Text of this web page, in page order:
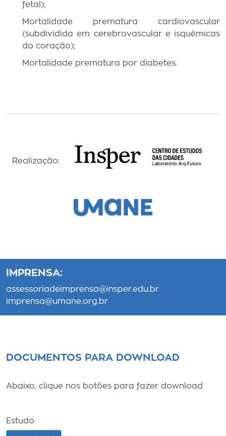
fetal);
Mortalidade prematura cardiovascular
(subdividida em cerebrovascular e isquêmicas
do coração);
Mortalidade prematura por diabetes.
Realização:
IMPRENSA:
assessoriadeimprensa@insper.edu.br
imprensa@umane.org.br
DOCUMENTOS PARA DOWNLOAD
Abaixo, clique nos botões para fazer download
Estudo